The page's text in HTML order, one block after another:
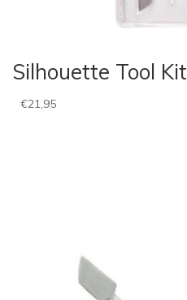
Silhouette Tool Kit
€21,95